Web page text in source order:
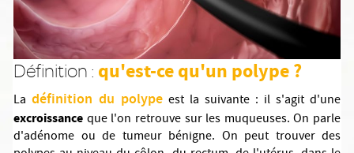
Définition : qu'est-ce qu'un polype ?
La définition du polype est la suivante : il s'agit d'une
excroissance que l'on retrouve sur les muqueuses. On parle
d'adénome ou de tumeur bénigne. On peut trouver des